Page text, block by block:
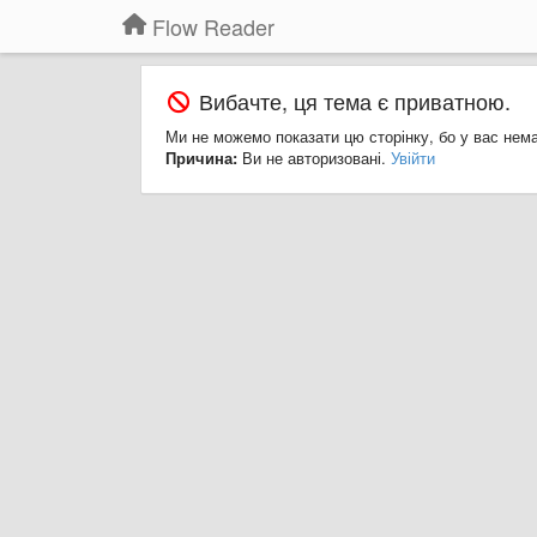
Flow Reader
Вибачте, ця тема є приватною.
Ми не можемо показати цю сторінку, бо у вас
Причина: Ви не авторизовані. Увійти